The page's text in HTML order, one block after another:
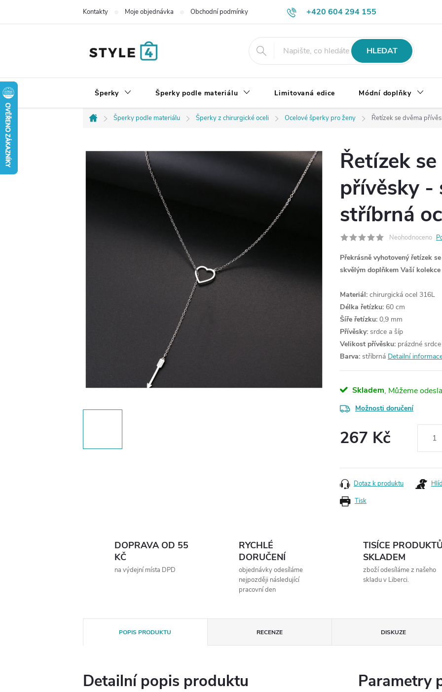
+420 604 294 155
Kontakty Moje objednávka Obchodní podmínky Výměna, vrácení a reklamace zboží
HLEDAT
Šperky Šperky podle materiálu Limitovaná edice Módní doplňky
Domů
Šperky podle materiálu Šperky z chirurgické oceli Ocelové šperky pro ženy Řetízek se dvěma
Řetízek
přívěsky -
stříbrná
Neohodnoceno
Překrásně vyhotovený řetízek
skvělým doplňkem Vaší kolekce
Materiál: chirurgická ocel 316L
Délka řetízku: 60 cm
Šíře řetízku: 0,9 mm
Přívěsky: srdce a šíp
Velikost přívěsku: prázdné
Barva: stříbrná Detailní
Skladem
Možnosti doručení
267 Kč
Tisk
Dotaz k produktu
DOPRAVA OD 55
KČ
na výdejní místa DPD
RYCHLÉ
DORUČENÍ
objednávky odesíláme
nejpozději následující
pracovní den
TISÍCE
SKLADEM
zboží odesíláme z našeho
skladu v Liberci.
POPIS PRODUKTU RECENZE DISKUZE
Detailní popis produktu Parametry